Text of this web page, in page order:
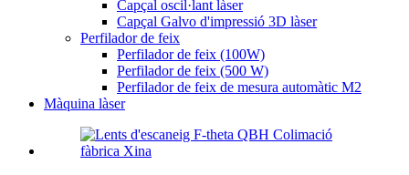
Capçal oscil·lant làser
Capçal Galvo d'impressió 3D làser
Perfilador de feix
Perfilador de feix (100W)
Perfilador de feix (500 W)
Perfilador de feix de mesura automàtic M2
Màquina làser